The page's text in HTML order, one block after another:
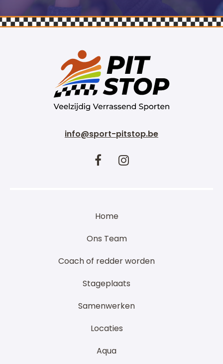
info@sport-pitstop.be
Home
Ons Team
Coach of redder worden
Stageplaats
Samenwerken
Locaties
Aqua